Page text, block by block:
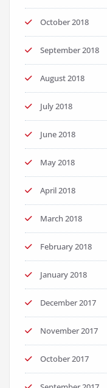
October 2018
September 2018
August 2018
July 2018
June 2018
May 2018
April 2018
March 2018
February 2018
January 2018
December 2017
November 2017
October 2017